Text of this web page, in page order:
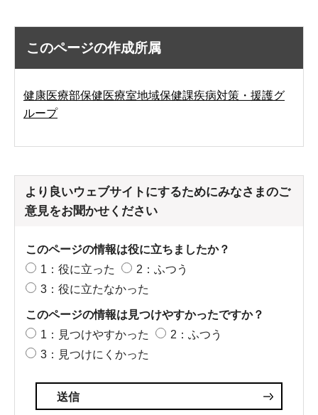
このページの作成所属
健康医療部保健医療室地域保健課疾病対策・援護グ
ループ
より良いウェブサイトにするためにみなさまのご
意見をお聞かせください
このページの情報は役に立ちましたか？
1：役に立った
2：ふつう
3：役に立たなかった
このページの情報は見つけやすかったですか？
1：見つけやすかった
2：ふつう
3：見つけにくかった